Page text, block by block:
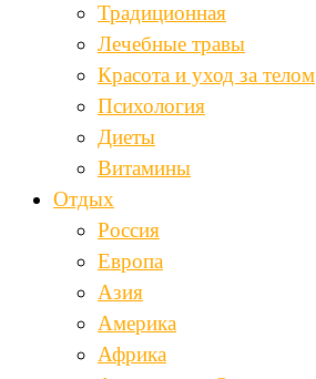
Традиционная
Лечебные травы
Красота и уход за телом
Психология
Диеты
Витамины
Отдых
Россия
Европа
Азия
Америка
Африка